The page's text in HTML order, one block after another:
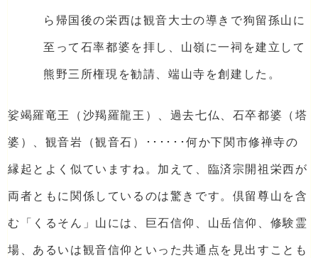
ら帰国後の栄西は観音大士の導きで狗留孫山に
至って石率都婆を拝し、山嶺に一祠を建立して
熊野三所権現を勧請、端山寺を創建した。
娑竭羅竜王（沙羯羅龍王）、過去七仏、石卒都婆（塔
婆）、観音岩（観音石）･･････何か下関市修禅寺の
縁起とよく似ていますね。加えて、臨済宗開祖栄西が
両者ともに関係しているのは驚きです。倶留尊山を含
む「くるそん」山には、巨石信仰、山岳信仰、修験霊
場、あるいは観音信仰といった共通点を見出すことも